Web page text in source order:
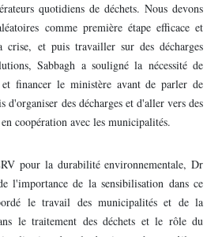
quotidiens de déchets. Nous devons
comme première étape efficace et
crise, et puis travailler sur des décharges
Sabbagh a souligné la nécessité de
financer le ministère avant de parler de
d'organiser des décharges et d'aller vers des
coopération avec les municipalités.
pour la durabilité environnementale, Dr
l'importance de la sensibilisation dans ce
le travail des municipalités et de la
le traitement des déchets et le rôle du